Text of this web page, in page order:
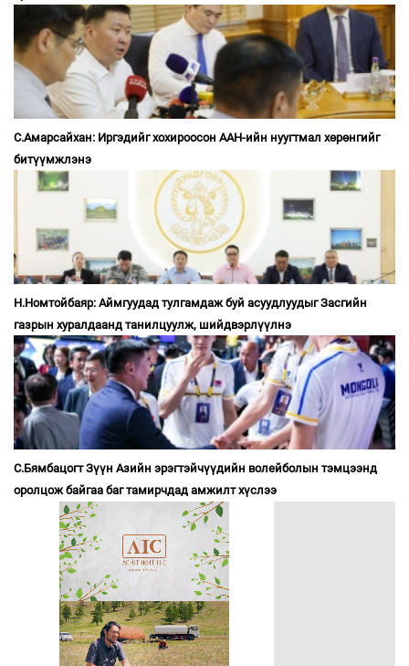
С.Амарсайхан: Иргэдийг хохироосон ААН-ийн нуугтмал хөрөнгийг
битүүмжлэнэ
Н.Номтойбаяр: Аймгуудад тулгамдаж буй асуудлуудыг Засгийн
газрын хуралдаанд танилцуулж, шийдвэрлүүлнэ
С.Бямбацогт Зүүн Азийн эрэгтэйчүүдийн волейболын тэмцээнд
оролцож байгаа баг тамирчдад амжилт хүслээ